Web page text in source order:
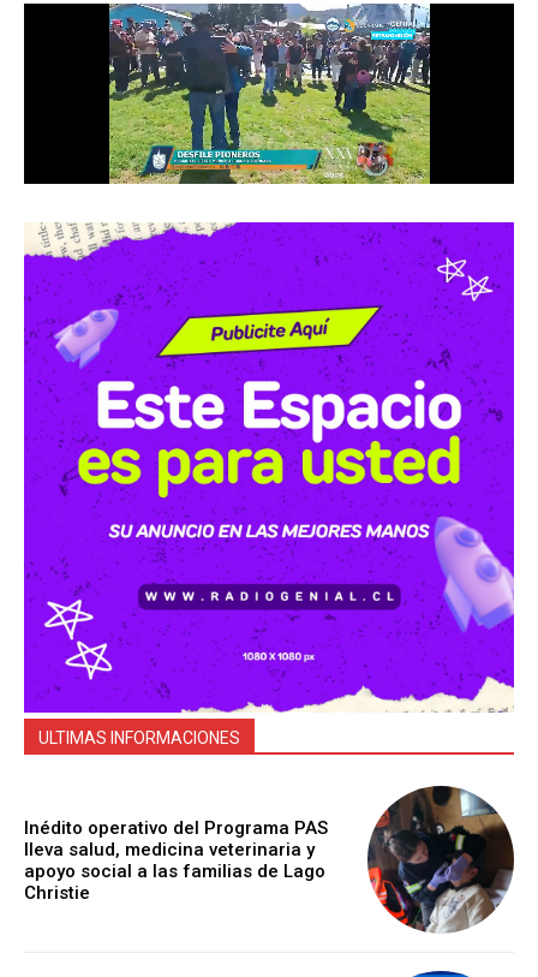
ULTIMAS INFORMACIONES
Inédito operativo del Programa PAS
lleva salud, medicina veterinaria y
apoyo social a las familias de Lago
Christie